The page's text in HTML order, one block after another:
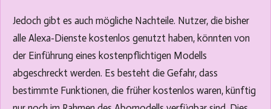
Jedoch gibt es auch mögliche Nachteile. Nutzer, die bisher
alle Alexa-Dienste kostenlos genutzt haben, könnten von
der Einführung eines kostenpflichtigen Modells
abgeschreckt werden. Es besteht die Gefahr, dass
bestimmte Funktionen, die früher kostenlos waren, künftig